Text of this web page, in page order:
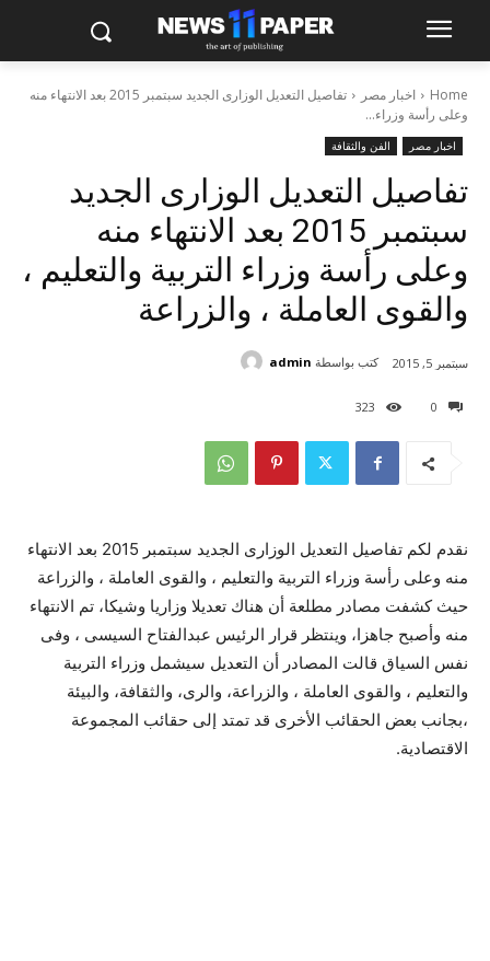
Home اخبار مصر
تفاصيل التعديل الوزارى الجديد سبتمبر 2015 بعد الانتهاء منه
وعلى رأسة وزراء...
اخبار مصر الفن والثقافة
تفاصيل التعديل الوزارى الجديد
سبتمبر 2015 بعد الانتهاء منه
وعلى رأسة وزراء التربية والتعليم ،
والقوى العاملة ، والزراعة
0
323
سبتمبر 5, 2015 كتب بواسطة admin
نقدم لكم تفاصيل التعديل الوزارى الجديد سبتمبر 2015 بعد الانتهاء
منه وعلى رأسة وزراء التربية والتعليم ، والقوى العاملة ، والزراعة
حيث كشفت مصادر مطلعة أن هناك تعديلا وزاريا وشيكا، تم الانتهاء
منه وأصبح جاهزا، وينتظر قرار الرئيس عبدالفتاح السيسى ، وفى
نفس السياق قالت المصادر أن التعديل سيشمل وزراء التربية
والتعليم ، والقوى العاملة ، والزراعة، والرى، والثقافة، والبيئة
،بجانب بعض الحقائب الأخرى قد تمتد إلى حقائب المجموعة
الاقتصادية.